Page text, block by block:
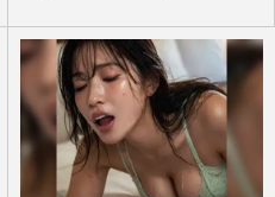
ル』ロケットスタートで
も期待〉…「邦高洋低」が
界に起きている“…
2026/6/23